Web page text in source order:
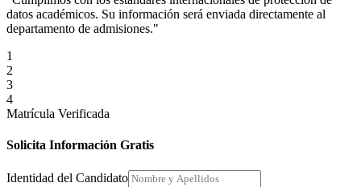
datos académicos. Su información será enviada directamente al
departamento de admisiones."
1
2
3
4
Matrícula Verificada
Solicita Información Gratis
Identidad del Candidato